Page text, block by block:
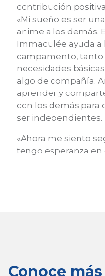
contribución
«Mi sueño es ser
anime a los demás.
Immaculée ayuda a
campamento, tanto
necesidades
algo de compañía.
aprender y
con los demás para
ser independientes.
«Ahora me siento
tengo esperanza en
Conoce más